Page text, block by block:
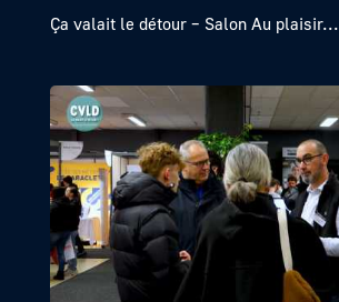
Ça valait le détour – Salon Au plaisir...